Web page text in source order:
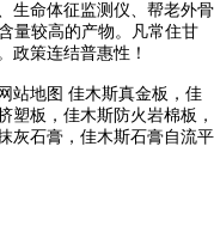
命体征监测仪、帮老外骨
量较高的产物。凡常住甘
政策连结普惠性！
网站地图 佳木斯真金板，佳
塑板，佳木斯防火岩棉板，
灰石膏，佳木斯石膏自流平